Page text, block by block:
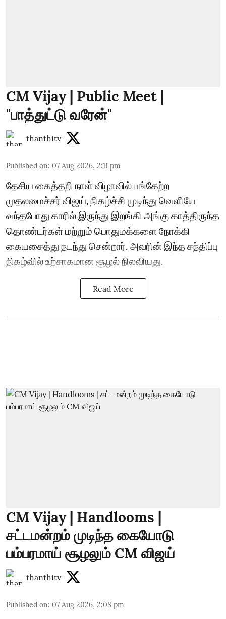
CM Vijay | Public Meet |
"பாத்துட்டு வரேன்"
thanthitv
Published on: 07 Aug 2026, 2:11 pm
தேசிய கைத்தறி நாள் விழாவில் பங்கேற்ற
முதலமைச்சர் விஜய், நிகழ்ச்சி முடிந்து வெளியே
வந்தபோது காரில் இருந்து இறங்கி அங்கு காத்திருந்த
தொண்டர்கள் மற்றும் பொதுமக்களை நோக்கி
கையசைத்து நடந்து சென்றார். அவரின் இந்த சந்திப்பு
நிகழ்வில் உற்சாகமான சூழல் நிலவியது.
Read More
CM Vijay | Handlooms |
சட்டமன்றம் முடிந்த கையோடு
பம்பரமாய் சூழலும் CM விஜய்
thanthitv
Published on: 07 Aug 2026, 2:08 pm